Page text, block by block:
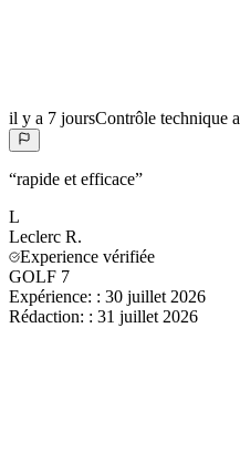
il y a 7 joursContrôle technique
“rapide et efficace”
L
Leclerc R.
Experience vérifiée
GOLF 7
Expérience: : 30 juillet 2026
Rédaction: : 31 juillet 2026